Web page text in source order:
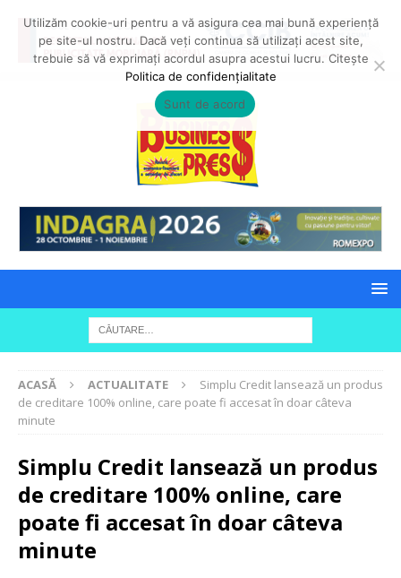
ACASĂ ACTUALITATE
Simplu Credit lansează un produs
de creditare 100% online, care poate fi accesat în doar câteva
minute
Simplu Credit lansează un produs
de creditare 100% online, care
poate fi accesat în doar câteva
minute
Utilizăm cookie-uri pentru a vă asigura cea mai bună experiență
pe site-ul nostru. Dacă veți continua să utilizați acest site,
trebuie să vă exprimați acordul asupra acestui lucru. Citește
Politica de confidențialitate
Sunt de acord